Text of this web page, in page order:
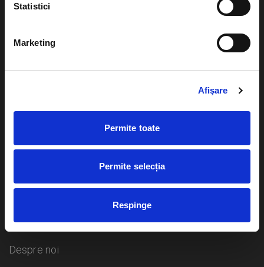
Statistici
Marketing
Afişare
Permite toate
Permite selecția
Respinge
Cum comand bilete?
Plata online sau cash
eBilet printat acasa
Returnare bilete
Sport
Cultura
Calendar
Despre noi